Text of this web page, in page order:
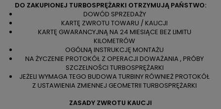
DO ZAKUPIONEJ TURBOSPRĘŻARKI OTRZYMUJĄ PAŃSTWO:
DOWÓD SPRZEDAŻY
KARTĘ ZWROTU TOWARU / KAUCJI
KARTĘ GWARANCYJNĄ NA 24 MIESIĄCE BEZ LIMITU
KILOMETRÓW
OGÓLNĄ INSTRUKCJĘ MONTAŻU
NA ŻYCZENIE PROTOKÓŁ Z OPERACJI DOWAŻANIA , PRÓBY
SZCZELNOŚCI TURBOSPRĘŻARKI
JEŻELI WYMAGA TEGO BUDOWA TURBINY RÓWNIEŻ PROTOKÓŁ
Z USTAWIENIA ZMIENNEJ GEOMETRII TURBOSPRĘŻARKI
ZASADY ZWROTU KAUCJI